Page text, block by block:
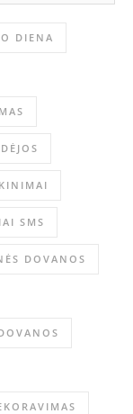
DIENA
SMS
DOVANOS